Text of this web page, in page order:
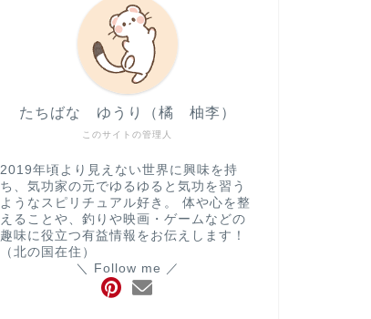
このサイトの管理人
たちばな ゆうり（橘 柚李）
2019年頃より見えない世界に興味を持
ち、気功家の元でゆるゆると気功を習う
ようなスピリチュアル好き。 体や心を整
えることや、釣りや映画・ゲームなどの
趣味に役立つ有益情報をお伝えします！
（北の国在住）
＼ Follow me ／